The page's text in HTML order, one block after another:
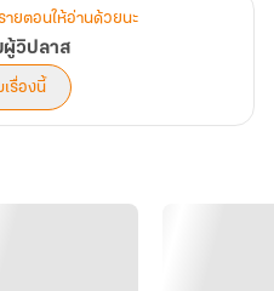
ายตอนให้อ่านด้วยนะ
ผู้วิปลาส
รื่องนี้